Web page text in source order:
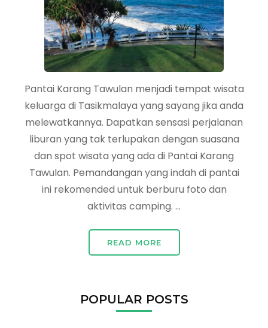
Pantai Karang Tawulan menjadi tempat wisata
keluarga di Tasikmalaya yang sayang jika anda
melewatkannya. Dapatkan sensasi perjalanan
liburan yang tak terlupakan dengan suasana
dan spot wisata yang ada di Pantai Karang
Tawulan. Pemandangan yang indah di pantai
ini rekomended untuk berburu foto dan
aktivitas camping. …
READ MORE
POPULAR POSTS